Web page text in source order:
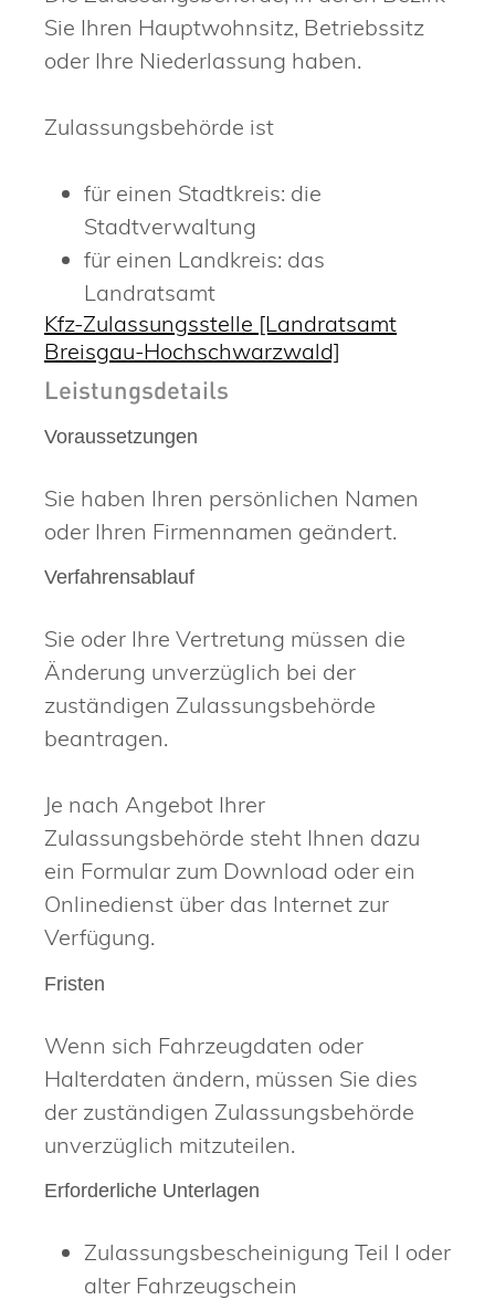
Sie Ihren Hauptwohnsitz, Betriebssitz
oder Ihre Niederlassung haben.
Zulassungsbehörde ist
für einen Stadtkreis: die
Stadtverwaltung
für einen Landkreis: das
Landratsamt
Kfz-Zulassungsstelle [Landratsamt
Breisgau-Hochschwarzwald]
Leistungsdetails
Voraussetzungen
Sie haben Ihren persönlichen Namen
oder Ihren Firmennamen geändert.
Verfahrensablauf
Sie oder Ihre Vertretung müssen die
Änderung unverzüglich bei der
zuständigen Zulassungsbehörde
beantragen.
Je nach Angebot Ihrer
Zulassungsbehörde steht Ihnen dazu
ein Formular zum Download oder ein
Onlinedienst über das Internet zur
Verfügung.
Fristen
Wenn sich Fahrzeugdaten oder
Halterdaten ändern, müssen Sie dies
der zuständigen Zulassungsbehörde
unverzüglich mitzuteilen.
Erforderliche Unterlagen
Zulassungsbescheinigung Teil I oder
alter Fahrzeugschein